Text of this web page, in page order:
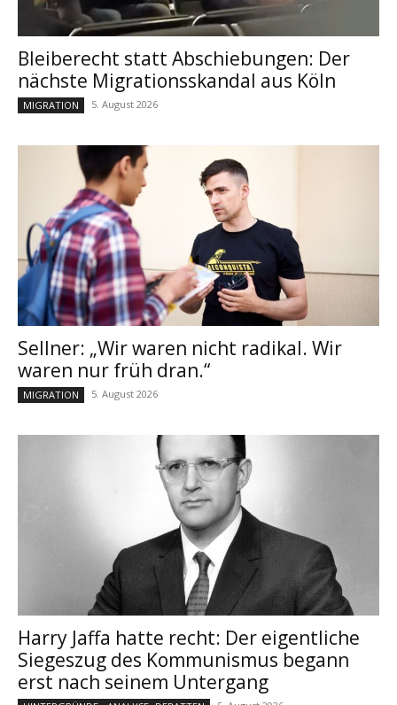
Bleiberecht statt Abschiebungen: Der
nächste Migrationsskandal aus Köln
MIGRATION 5. August 2026
Sellner: „Wir waren nicht radikal. Wir
waren nur früh dran.“
MIGRATION 5. August 2026
Harry Jaffa hatte recht: Der eigentliche
Siegeszug des Kommunismus begann
erst nach seinem Untergang